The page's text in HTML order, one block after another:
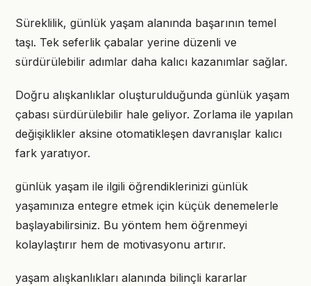
Süreklilik, günlük yaşam alanında başarının temel
taşı. Tek seferlik çabalar yerine düzenli ve
sürdürülebilir adımlar daha kalıcı kazanımlar sağlar.
Doğru alışkanlıklar oluşturulduğunda günlük yaşam
çabası sürdürülebilir hale geliyor. Zorlama ile yapılan
değişiklikler aksine otomatikleşen davranışlar kalıcı
fark yaratıyor.
günlük yaşam ile ilgili öğrendiklerinizi günlük
yaşamınıza entegre etmek için küçük denemelerle
başlayabilirsiniz. Bu yöntem hem öğrenmeyi
kolaylaştırır hem de motivasyonu artırır.
yaşam alışkanlıkları alanında bilinçli kararlar